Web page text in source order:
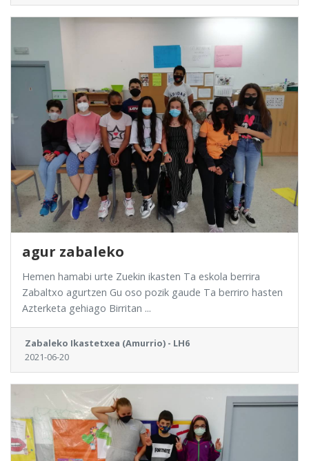
agur zabaleko
Hemen hamabi urte Zuekin ikasten Ta eskola berrira
Zabaltxo agurtzen Gu oso pozik gaude Ta berriro hasten
Azterketa gehiago Birritan ...
Zabaleko Ikastetxea (Amurrio) - LH6
2021-06-20